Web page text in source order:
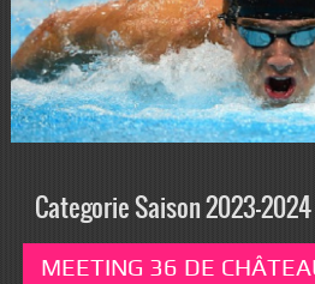
Categorie Saison 2023-2024
MEETING 36 DE